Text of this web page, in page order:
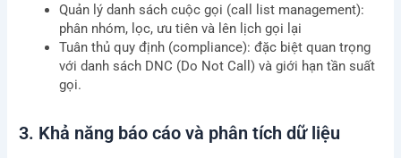
Quản lý danh sách cuộc gọi (call list management):
phân nhóm, lọc, ưu tiên và lên lịch gọi lại
Tuân thủ quy định (compliance): đặc biệt quan trọng
với danh sách DNC (Do Not Call) và giới hạn tần suất
gọi.
3. Khả năng báo cáo và phân tích dữ liệu